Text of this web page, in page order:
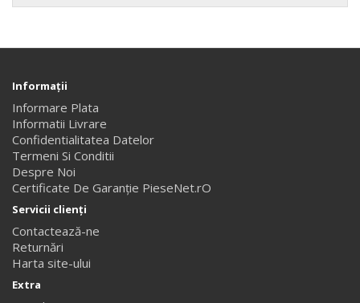
Informaţii
Informare Plata
Informatii Livrare
Confidentialitatea Datelor
Termeni Si Conditii
Despre Noi
Certificate De Garanție PieseNet.rO
Servicii clienţi
Contactează-ne
Returnări
Harta site-ului
Extra